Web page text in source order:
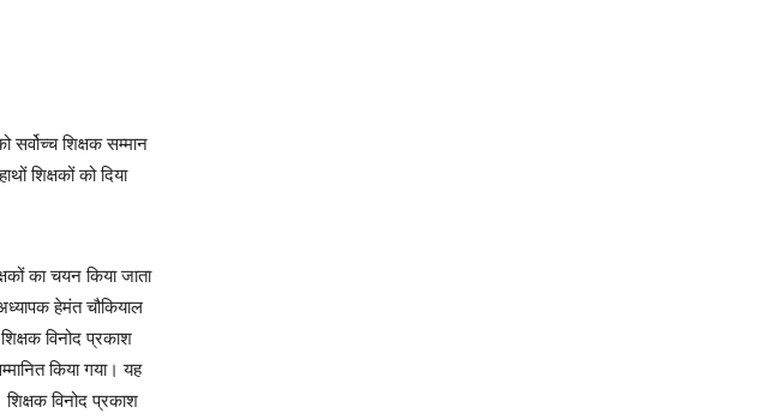
शिक्षक सम्मान
शिक्षकों को दिया
का चयन किया जाता
हेमंत चौकियाल
विनोद प्रकाश
किया गया। यह
विनोद प्रकाश